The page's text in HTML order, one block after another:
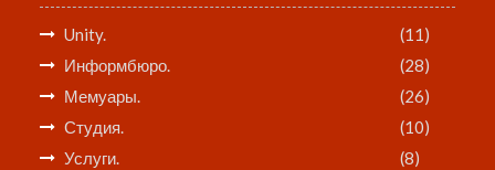
Unity.
(11)
Информбюро.
(28)
Мемуары.
(26)
Студия.
(10)
Услуги.
(8)